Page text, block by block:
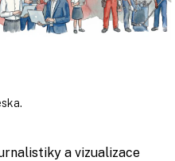
a vizualizace